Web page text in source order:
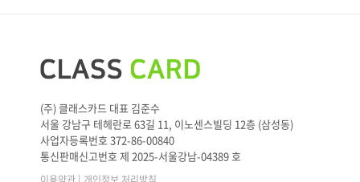
(주) 클래스카드 대표 김준수
서울 강남구 테헤란로 63길 11, 이노센스빌딩 12층 (삼성동)
사업자등록번호 372-86-00840
통신판매신고번호 제 2025-서울강남-04389 호
|